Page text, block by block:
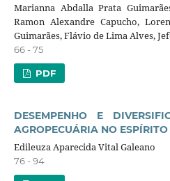
Marianna Abdalla Prata
Ramon Alexandre Capucho,
Guimarães, Flávio de Lima Alves,
66 - 75
PDF
DESEMPENHO E
AGROPECUÁRIA NO
Edileuza Aparecida Vital Galeano
76 - 94